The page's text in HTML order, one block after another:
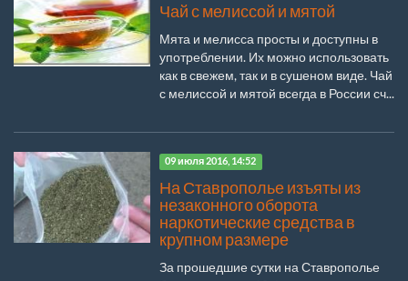
Чай с мелиссой и мятой
Мята и мелисса просты и доступны в
употреблении. Их можно использовать
как в свежем, так и в сушеном виде. Чай
с мелиссой и мятой всегда в России сч...
09 июля 2016, 14:52
На Ставрополье изъяты из
незаконного оборота
наркотические средства в
крупном размере
За прошедшие сутки на Ставрополье